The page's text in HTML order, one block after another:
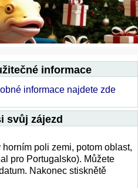
informace
informace najdete zde
svůj zájezd
poli zemi, potom oblast,
pro Portugalsko). Můžete
Nakonec stisknětě